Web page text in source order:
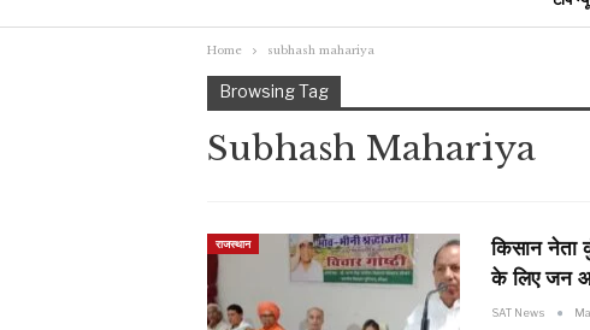
Home subhash mahariya
Browsing Tag
Subhash Mahariya
राजस्थान
किसान नेता
के लिए जन
SAT News